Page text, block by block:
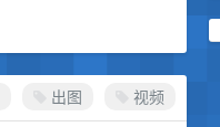
出图 视频